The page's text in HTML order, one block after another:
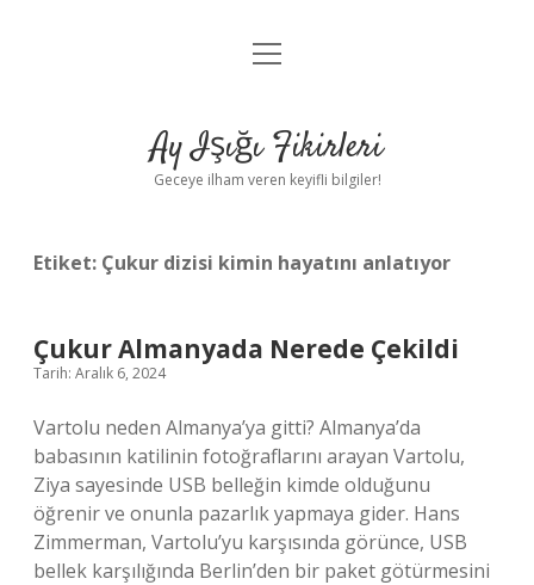
Anasayfa
Yasal Uyarı
menüyü
Ay Işığı Fikirleri
Geceye ilham veren keyifli bilgiler!
Etiket: Çukur dizisi kimin hayatını anlatıyor
Çukur Almanyada Nerede Çekildi
Tarih: Aralık 6, 2024
Vartolu neden Almanya’ya gitti? Almanya’da
babasının katilinin fotoğraflarını arayan Vartolu,
Ziya sayesinde USB belleğin kimde olduğunu
öğrenir ve onunla pazarlık yapmaya gider. Hans
Zimmerman, Vartolu’yu karşısında görünce, USB
bellek karşılığında Berlin’den bir paket götürmesini